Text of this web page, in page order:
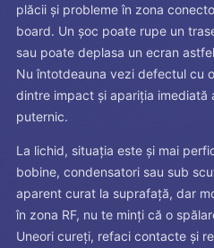
plăcii și probleme în zona
board. Un șoc poate rupe un
sau poate deplasa un ecran
Nu întotdeauna vezi defectul cu
dintre impact și apariția imediată
puternic.
La lichid, situația este și mai
bobine, condensatori sau sub
aparent curat la suprafață, dar
în zona RF, nu te minți că o
Uneori cureți, refaci contacte și